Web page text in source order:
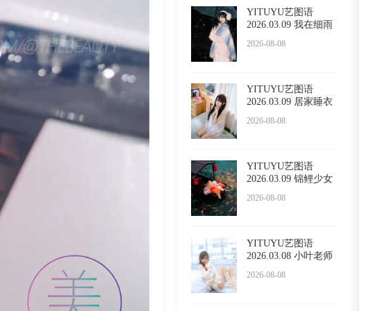
YITUYU艺图语
2026.03.09 我在细雨
2026-08-08
YITUYU艺图语
2026.03.09 居家睡衣
2026-08-08
YITUYU艺图语
2026.03.09 锦鲤少女
2026-08-08
YITUYU艺图语
2026.03.08 小叶老师
2026-08-08